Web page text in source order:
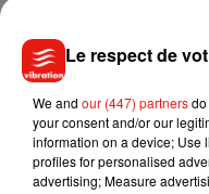
été fermée après la
plusieurs véhicules.
Musique
Le respect de
We and our (447) partners
your consent and/or our
information on a device; Use
profiles for personalised
advertising; Measure